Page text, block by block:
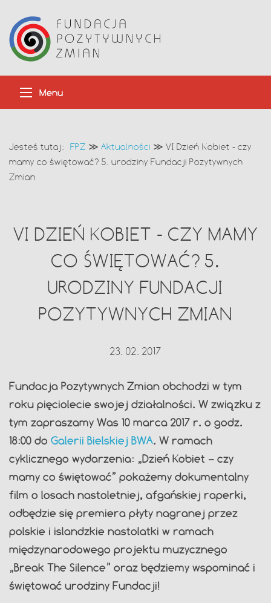
Menu
Jesteś tutaj: FPZ ≫ Aktualności ≫ VI Dzień Kobiet - czy
mamy co świętować? 5. urodziny Fundacji Pozytywnych
Zmian
VI DZIEŃ KOBIET - CZY MAMY
CO ŚWIĘTOWAĆ? 5.
URODZINY FUNDACJI
POZYTYWNYCH ZMIAN
23. 02. 2017
Fundacja Pozytywnych Zmian obchodzi w tym
roku pięciolecie swojej działalności. W związku z
tym zapraszamy Was 10 marca 2017 r. o godz.
18:00 do Galerii Bielskiej BWA. W ramach
cyklicznego wydarzenia: „Dzień Kobiet – czy
mamy co świętować” pokażemy dokumentalny
film o losach nastoletniej, afgańskiej raperki,
odbędzie się premiera płyty nagranej przez
polskie i islandzkie nastolatki w ramach
międzynarodowego projektu muzycznego
„Break The Silence” oraz będziemy wspominać i
świętować urodziny Fundacji!